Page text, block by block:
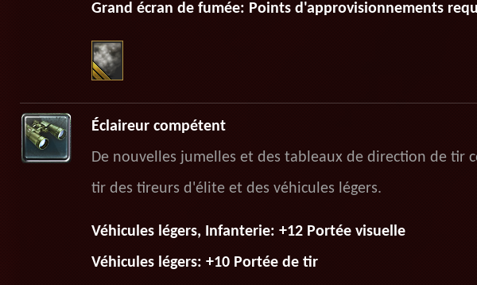
Grand écran de fumée: Points d'approvisionnements
Éclaireur compétent
De nouvelles jumelles et des tableaux de direction de tir
tir des tireurs d'élite et des véhicules légers.
Véhicules légers, Infanterie: +12 Portée visuelle
Véhicules légers: +10 Portée de tir